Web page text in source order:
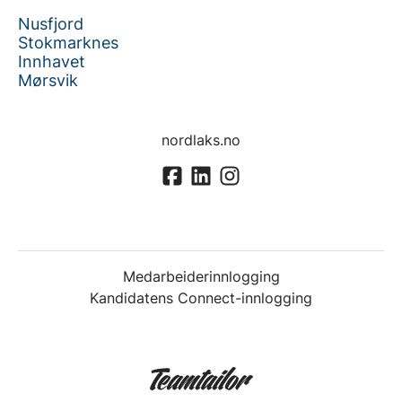
Nusfjord
Stokmarknes
Innhavet
Mørsvik
nordlaks.no
Medarbeiderinnlogging
Kandidatens Connect-innlogging